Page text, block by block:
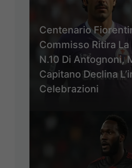
Centenario
Commisso Ritira La
N.10 Di Antognoni,
Capitano Declina
Celebrazioni